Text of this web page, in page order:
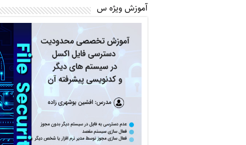
آموزش ویژه س